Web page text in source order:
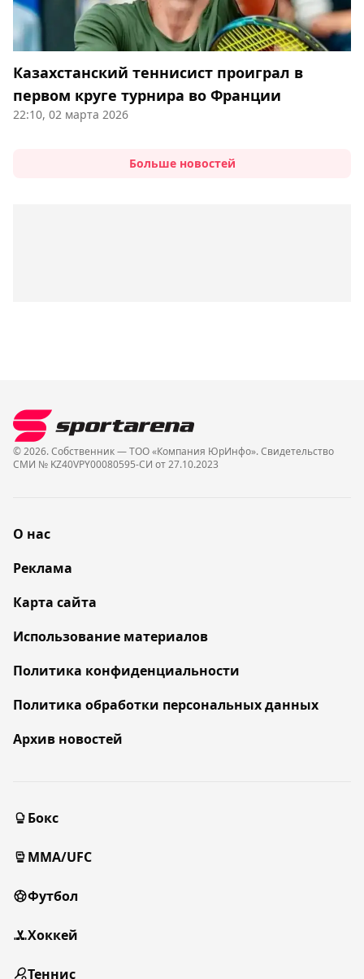
Казахстанский теннисист проиграл в
первом круге турнира во Франции
22:10, 02 марта 2026
Больше новостей
© 2026. Собственник — ТОО «Компания ЮрИнфо». Cвидетельство
СМИ № KZ40VPY00080595-СИ от 27.10.2023
О нас
Реклама
Карта сайта
Использование материалов
Политика конфиденциальности
Политика обработки персональных данных
Архив новостей
Бокс
MMA/UFC
Футбол
Хоккей
Теннис